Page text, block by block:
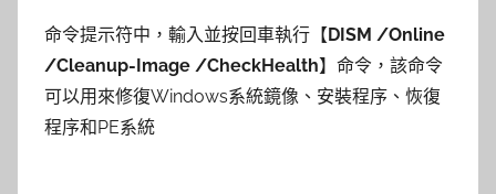
命令提示符中，輸入並按回車執行【DISM /Online
/Cleanup-Image /CheckHealth】命令，該命令
可以用來修復Windows系統鏡像、安裝程序、恢復
程序和PE系統